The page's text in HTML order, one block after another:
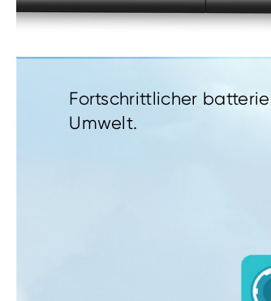
Fortschrittlicher
Umwelt.